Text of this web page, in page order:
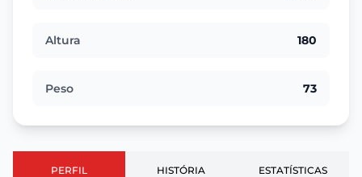
Altura 180
Peso 73
PERFIL HISTÓRIA ESTATÍSTICAS